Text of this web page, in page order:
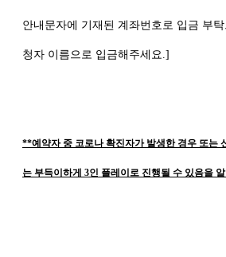
안내문자에 기재된 계좌번호로 입금 부
청자 이름으로 입금해주세요.]
**예약자 중 코로나 확진자가 발생한 경우 또는
는 부득이하게 3인 플레이로 진행될 수 있음을